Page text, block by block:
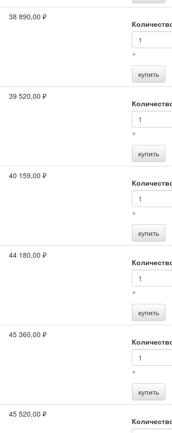
38 890,00 ₽
+
купить
39 520,00 ₽
+
купить
40 159,00 ₽
+
купить
44 180,00 ₽
+
купить
45 360,00 ₽
+
купить
45 520,00 ₽